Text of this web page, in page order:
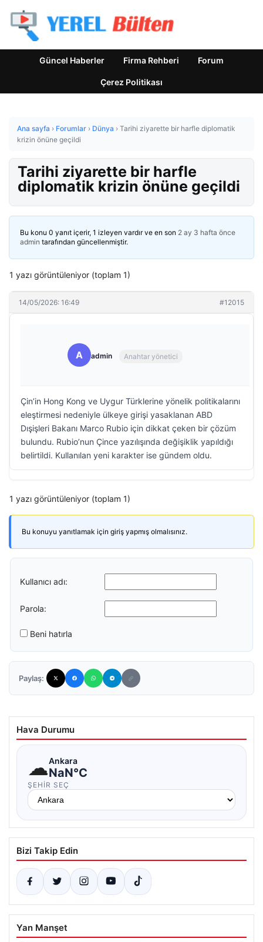
Güncel Haberler Firma Rehberi Forum
Çerez Politikası
Ana sayfa › Forumlar › Dünya › Tarihi ziyarette bir harfle diplomatik
krizin önüne geçildi
Tarihi ziyarette bir harfle
diplomatik krizin önüne geçildi
Bu konu 0 yanıt içerir, 1 izleyen vardır ve en son 2 ay 3 hafta önce
admin tarafından güncellenmiştir.
1 yazı görüntüleniyor (toplam 1)
14/05/2026: 16:49 #12015
A admin Anahtar yönetici
Çin’in Hong Kong ve Uygur Türklerine yönelik politikalarını
eleştirmesi nedeniyle ülkeye girişi yasaklanan ABD
Dışişleri Bakanı Marco Rubio için dikkat çeken bir çözüm
bulundu. Rubio’nun Çince yazılışında değişiklik yapıldığı
belirtildi. Kullanılan yeni karakter ise gündem oldu.
1 yazı görüntüleniyor (toplam 1)
Bu konuyu yanıtlamak için giriş yapmış olmalısınız.
Kullanıcı adı:
Parola:
Beni hatırla
Paylaş:
Hava Durumu
☁Ankara
NaN°C
ŞEHIR SEÇ
Bizi Takip Edin
Yan Manşet